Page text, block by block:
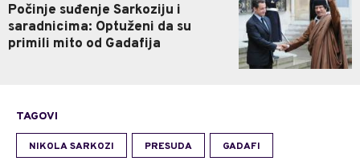
Počinje suđenje Sarkoziju i
saradnicima: Optuženi da su
primili mito od Gadafija
TAGOVI
NIKOLA SARKOZI PRESUDA GADAFI